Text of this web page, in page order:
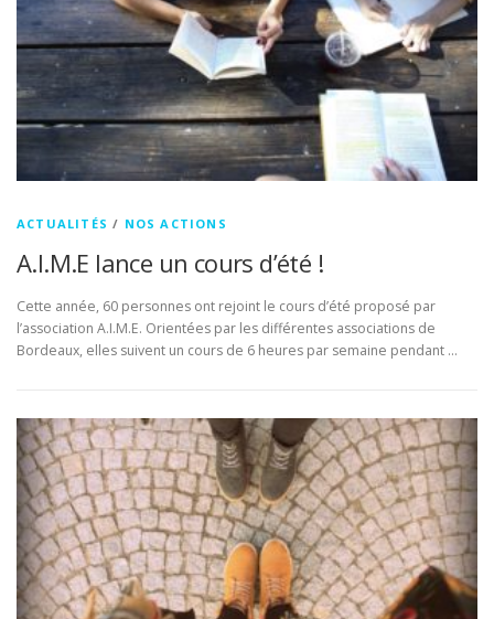
ACTUALITÉS / NOS ACTIONS
A.I.M.E lance un cours d’été !
Cette année, 60 personnes ont rejoint le cours d’été proposé par
l’association A.I.M.E. Orientées par les différentes associations de
Bordeaux, elles suivent un cours de 6 heures par semaine pendant …